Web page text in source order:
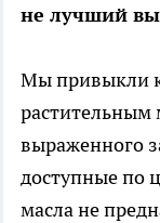
не лучший
Мы привыкли
растительным
выраженного
доступные по
масла не